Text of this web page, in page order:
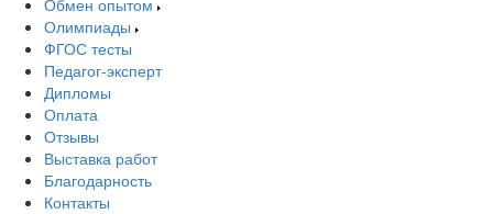
Олимпиады
ФГОС тесты
Педагог-эксперт
Дипломы
Оплата
Отзывы
Выставка работ
Благодарность
Контакты